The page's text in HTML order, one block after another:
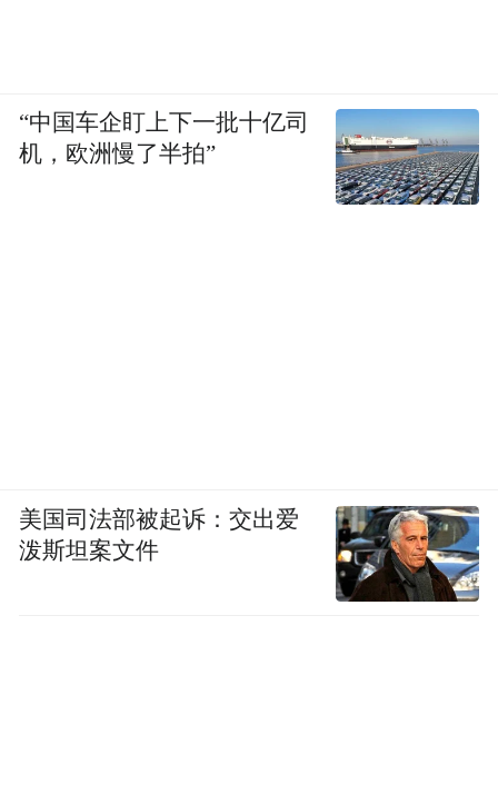
“中国车企盯上下一批十亿司
机，欧洲慢了半拍”
美国司法部被起诉：交出爱
泼斯坦案文件